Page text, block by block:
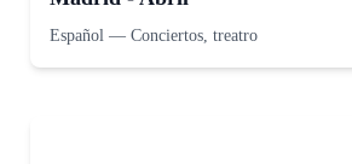
Español — Conciertos, treatro